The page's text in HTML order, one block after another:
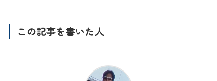
この記事を書いた人